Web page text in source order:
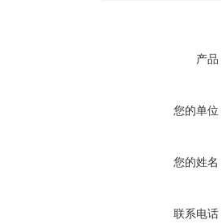
产品
您的单位
您的姓名
联系电话